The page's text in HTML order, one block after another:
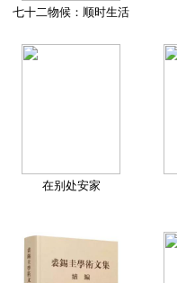
七十二物候：顺时生活
在别处安家